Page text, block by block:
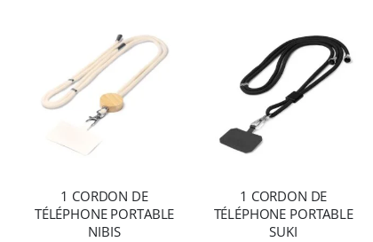
1 CORDON DE
TÉLÉPHONE PORTABLE
NIBIS
1 CORDON DE
TÉLÉPHONE PORTABLE
SUKI